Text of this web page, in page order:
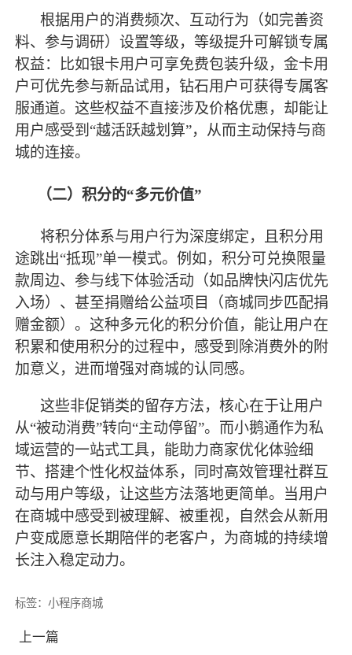
根据用户的消费频次、互动行为（如完善资
料、参与调研）设置等级，等级提升可解锁专属
权益：比如银卡用户可享免费包装升级，金卡用
户可优先参与新品试用，钻石用户可获得专属客
服通道。这些权益不直接涉及价格优惠，却能让
用户感受到 “越活跃越划算”，从而主动保持与商
城的连接。
（二）积分的“多元价值”
将积分体系与用户行为深度绑定，且积分用
途跳出“抵现”单一模式。例如，积分可兑换限量
款周边、参与线下体验活动（如品牌快闪店优先
入场）、甚至捐赠给公益项目（商城同步匹配捐
赠金额）。这种多元化的积分价值，能让用户在
积累和使用积分的过程中，感受到除消费外的附
加意义，进而增强对商城的认同感。
这些非促销类的留存方法，核心在于让用户
从“被动消费”转向“主动停留”。而小鹅通作为私
域运营的一站式工具，能助力商家优化体验细
节、搭建个性化权益体系，同时高效管理社群互
动与用户等级，让这些方法落地更简单。当用户
在商城中感受到被理解、被重视，自然会从新用
户变成愿意长期陪伴的老客户，为商城的持续增
长注入稳定动力。
标签：小程序商城
上一篇